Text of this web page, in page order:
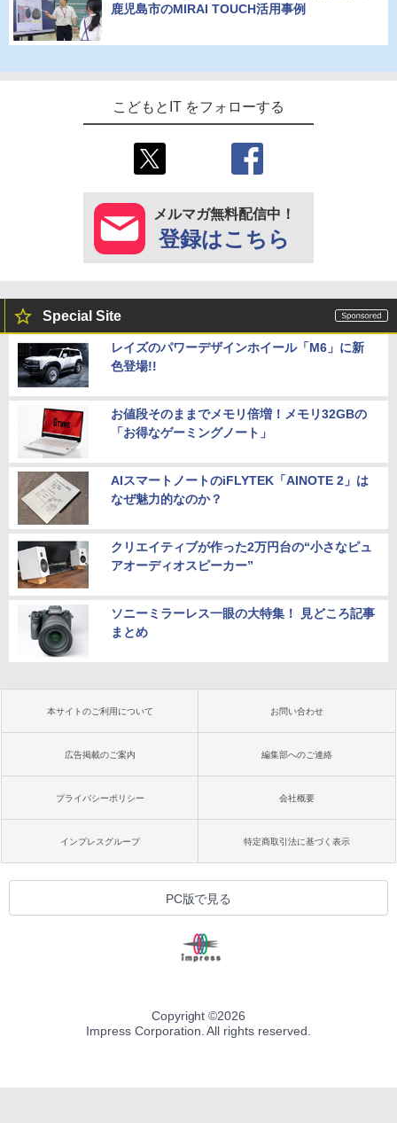
鹿児島市のMIRAI TOUCH活用事例
こどもとIT をフォローする
メルマガ無料配信中！
登録はこちら
Special Site
レイズのパワーデザインホイール「M6」に新
色登場!!
お値段そのままでメモリ倍増！メモリ32GBの
「お得なゲーミングノート」
AIスマートノートのiFLYTEK「AINOTE 2」は
なぜ魅力的なのか？
クリエイティブが作った2万円台の“小さなピュ
アオーディオスピーカー”
ソニーミラーレス一眼の大特集！ 見どころ記事
まとめ
本サイトのご利用について お問い合わせ
広告掲載のご案内 編集部へのご連絡
プライバシーポリシー 会社概要
インプレスグループ 特定商取引法に基づく表示
PC版で見る
Copyright ©2026
Impress Corporation. All rights reserved.